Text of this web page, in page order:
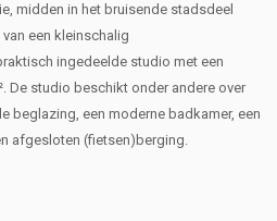
midden in het bruisende stadsdeel
een kleinschalig
ingedeelde studio met een
De studio beschikt onder andere over
beglazing, een moderne badkamer, een
afgesloten (fietsen)berging.